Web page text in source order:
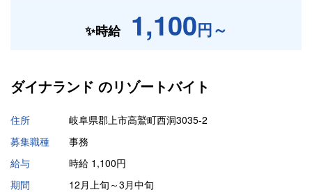
✨時給 1,100円～
ダイナランド のリゾートバイト
住所
岐阜県郡上市高鷲町西洞3035-2
募集職種
事務
給与
時給 1,100円
期間
12月上旬～3月中旬